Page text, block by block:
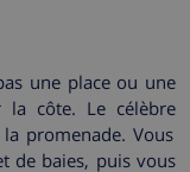
une place ou une
la côte. Le célèbre
promenade. Vous
de baies, puis vous